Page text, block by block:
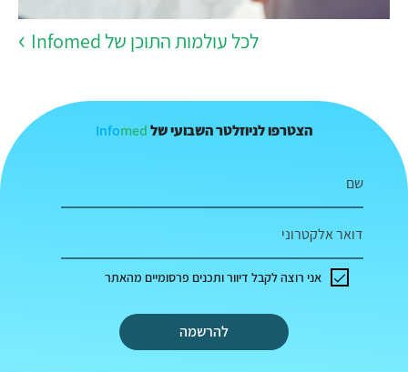
לכל עולמות התוכן של Infomed
הצטרפו לניוזלטר השבועי של Infomed
שם
דואר אלקטרוני
להרשמה
אני רוצה לקבל דיוור ותכנים פרסומיים מהאתר